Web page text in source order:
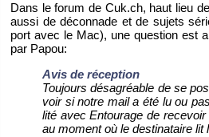
Dans le forum de Cuk.​ch, haut lieu
aussi de dé­con­nade et de su­jets
port avec le Mac), une ques­tion est
par Papou:
Avis de ré­cep­tion
Tou­jours désa­gréable de se
voir si notre mail a été lu ou
lité avec En­tou­rage de
au mo­ment où le des­ti­na­taire lit